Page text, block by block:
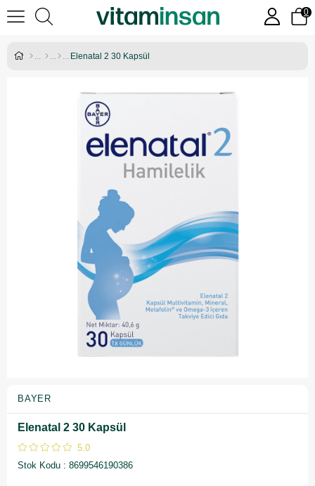
0
Elenatal 2 30 Kapsül
BAYER
Elenatal 2 30 Kapsül
5.0
Stok Kodu
8699546190386